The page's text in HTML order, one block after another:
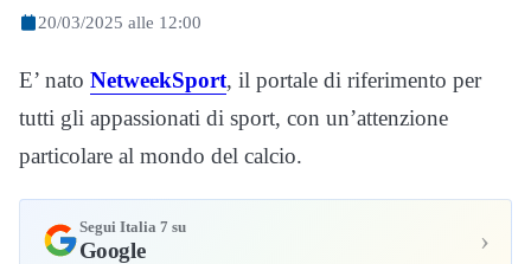
20/03/2025 alle 12:00
E’ nato NetweekSport, il portale di riferimento per
tutti gli appassionati di sport, con un’attenzione
particolare al mondo del calcio.
Segui Italia 7 su
Google ›